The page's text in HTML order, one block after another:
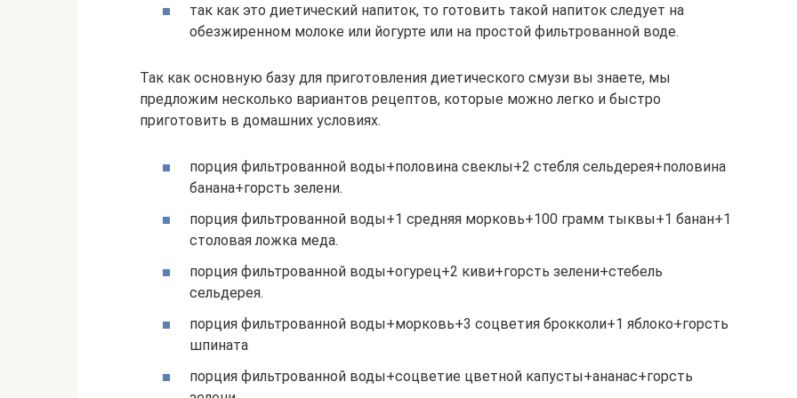
так как это диетический напиток, то готовить такой напиток следует на
обезжиренном молоке или йогурте или на простой фильтрованной воде.
Так как основную базу для приготовления диетического смузи вы знаете, мы
предложим несколько вариантов рецептов, которые можно легко и быстро
приготовить в домашних условиях.
порция фильтрованной воды+половина свеклы+2 стебля сельдерея+половина
банана+горсть зелени.
порция фильтрованной воды+1 средняя морковь+100 грамм тыквы+1 банан+1
столовая ложка меда.
порция фильтрованной воды+огурец+2 киви+горсть зелени+стебель
сельдерея.
порция фильтрованной воды+морковь+3 соцветия брокколи+1 яблоко+горсть
шпината
порция фильтрованной воды+соцветие цветной капусты+ананас+горсть